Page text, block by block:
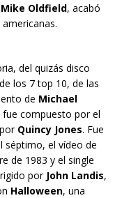
Mike Oldfield, acabó
del quizás disco
los 7 top 10, de las
de Michael
fue compuesto por el
Quincy Jones. Fue
séptimo, el vídeo de
de 1983 y el single
por John Landis,
Halloween, una